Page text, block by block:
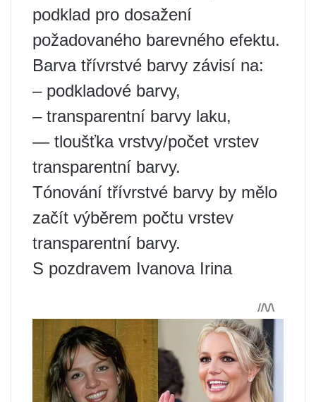
podklad pro dosažení
požadovaného barevného efektu.
Barva třívrstvé barvy závisí na:
– podkladové barvy,
– transparentní barvy laku,
— tloušťka vrstvy/počet vrstev
transparentní barvy.
Tónování třívrstvé barvy by mělo
začít výběrem počtu vrstev
transparentní barvy.
S pozdravem Ivanova Irina